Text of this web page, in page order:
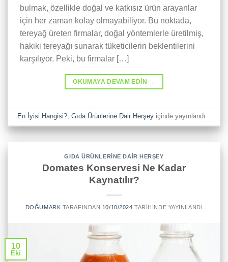
bulmak, özellikle doğal ve katkısız ürün arayanlar
için her zaman kolay olmayabiliyor. Bu noktada,
tereyağ üreten firmalar, doğal yöntemlerle üretilmiş,
hakiki tereyağı sunarak tüketicilerin beklentilerini
karşılıyor. Peki, bu firmalar […]
OKUMAYA DEVAM EDIN →
En İyisi Hangisi? ,Gıda Ürünlerine Dair Herşey içinde yayınlandı
GIDA ÜRÜNLERINE DAIR HERŞEY
Domates Konservesi Ne Kadar
Kaynatılır?
DOĞUMARK TARAFINDAN 10/10/2024 TARIHINDE YAYINLANDI
10
Eki